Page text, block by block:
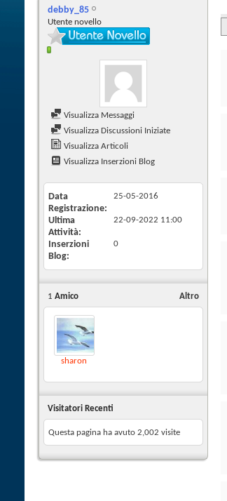
debby_85
Utente novello
Visualizza Messaggi
Visualizza Discussioni Iniziate
Visualizza Articoli
Visualizza Inserzioni Blog
Data
Registrazione
25-05-2016
Ultima
Attività
22-09-2022 11:00
Inserzioni
Blog
0
Altro
1 Amico
sharon
Visitatori Recenti
Questa pagina ha avuto 2,002 visite